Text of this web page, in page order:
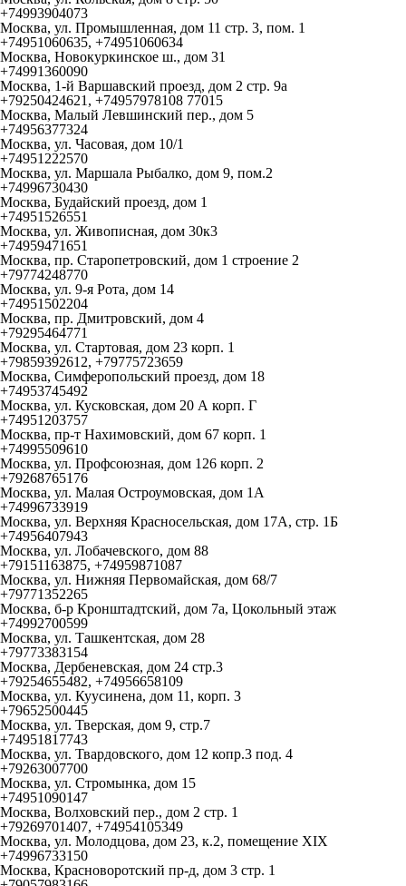
+74993904073
Москва, ул. Промышленная, дом 11 стр. 3, пом. 1
+74951060635, +74951060634
Москва, Новокуркинское ш., дом 31
+74991360090
Москва, 1-й Варшавский проезд, дом 2 стр. 9а
+79250424621, +74957978108 77015
Москва, Малый Левшинский пер., дом 5
+74956377324
Москва, ул. Часовая, дом 10/1
+74951222570
Москва, ул. Маршала Рыбалко, дом 9, пом.2
+74996730430
Москва, Будайский проезд, дом 1
+74951526551
Москва, ул. Живописная, дом 30к3
+74959471651
Москва, пр. Старопетровский, дом 1 строение 2
+79774248770
Москва, ул. 9-я Рота, дом 14
+74951502204
Москва, пр. Дмитровский, дом 4
+79295464771
Москва, ул. Стартовая, дом 23 корп. 1
+79859392612, +79775723659
Москва, Симферопольский проезд, дом 18
+74953745492
Москва, ул. Кусковская, дом 20 А корп. Г
+74951203757
Москва, пр-т Нахимовский, дом 67 корп. 1
+74995509610
Москва, ул. Профсоюзная, дом 126 корп. 2
+79268765176
Москва, ул. Малая Остроумовская, дом 1А
+74996733919
Москва, ул. Верхняя Красносельская, дом 17А, стр. 1Б
+74956407943
Москва, ул. Лобачевского, дом 88
+79151163875, +74959871087
Москва, ул. Нижняя Первомайская, дом 68/7
+79771352265
Москва, б-р Кронштадтский, дом 7а, Цокольный этаж
+74992700599
Москва, ул. Ташкентская, дом 28
+79773383154
Москва, Дербеневская, дом 24 стр.3
+79254655482, +74956658109
Москва, ул. Куусинена, дом 11, корп. 3
+79652500445
Москва, ул. Тверская, дом 9, стр.7
+74951817743
Москва, ул. Твардовского, дом 12 копр.3 под. 4
+79263007700
Москва, ул. Стромынка, дом 15
+74951090147
Москва, Волховский пер., дом 2 стр. 1
+79269701407, +74954105349
Москва, ул. Молодцова, дом 23, к.2, помещение XIX
+74996733150
Москва, Красноворотский пр-д, дом 3 стр. 1